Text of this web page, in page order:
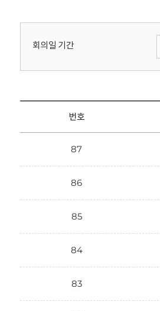
회
회의일 기간
번호
87
86
85
84
83